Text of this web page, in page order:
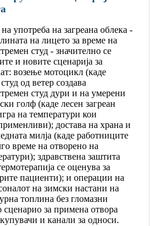
употреба на загреана облека -
на лицето за време на
студ - значително се
и новите сценарија за
возење мотоцикл (каде
од ветер создава
студ дури и на умерени
голф (каде лесен загреан
на температури кои
достава на храна и
милја (каде работниците
време на отворено на
здравствена заштита
се оценува за
пациенти); и операции на
на зимски настани на
топлина без гломазни
сценарио за примена отвора
и канали за односи.